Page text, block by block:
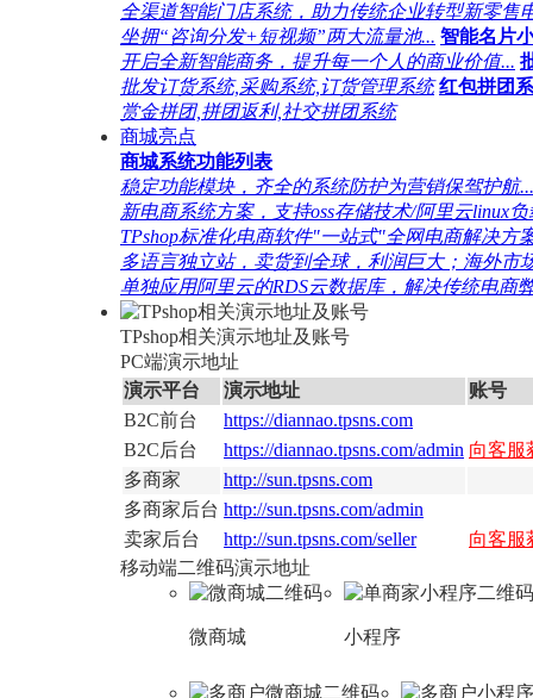
全渠道智能门店系统，助力传统企业转型新零售
坐拥“咨询分发+短视频”两大流量池... 智能名片
开启全新智能商务，提升每一个人的商业价值...
批发订货系统,采购系统,订货管理系统 红包拼团
赏金拼团,拼团返利,社交拼团系统
商城亮点
商城系统功能列表
稳定功能模块，齐全的系统防护为营销保驾护航...
新电商系统方案，支持oss存储技术/阿里云linux负
TPshop标准化电商软件"一站式"全网电商解决方
多语言独立站，卖货到全球，利润巨大；海外市
单独应用阿里云的RDS云数据库，解决传统电商
TPshop相关演示地址及账号
PC端演示地址
演示平台
演示地址
账号
B2C前台
https://diannao.tpsns.com
B2C后台
https://diannao.tpsns.com/admin 向客服
多商家
http://sun.tpsns.com
多商家后台 http://sun.tpsns.com/admin
卖家后台
http://sun.tpsns.com/seller
向客服
移动端二维码演示地址
微商城 小程序